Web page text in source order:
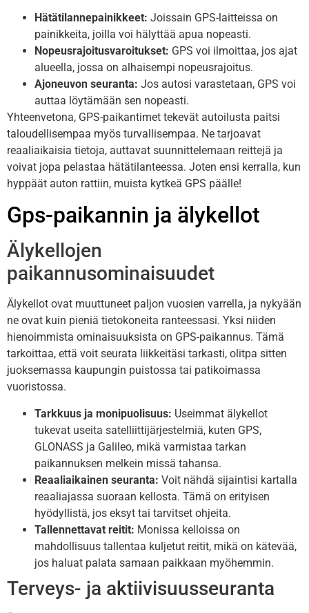
Hätätilannepainikkeet: Joissain GPS-laitteissa on
painikkeita, joilla voi hälyttää apua nopeasti.
Nopeusrajoitusvaroitukset: GPS voi ilmoittaa, jos ajat
alueella, jossa on alhaisempi nopeusrajoitus.
Ajoneuvon seuranta: Jos autosi varastetaan, GPS voi
auttaa löytämään sen nopeasti.
Yhteenvetona, GPS-paikantimet tekevät autoilusta paitsi
taloudellisempaa myös turvallisempaa. Ne tarjoavat
reaaliaikaisia tietoja, auttavat suunnittelemaan reittejä ja
voivat jopa pelastaa hätätilanteessa. Joten ensi kerralla, kun
hyppäät auton rattiin, muista kytkeä GPS päälle!
Gps-paikannin ja älykellot
Älykellojen
paikannusominaisuudet
Älykellot ovat muuttuneet paljon vuosien varrella, ja nykyään
ne ovat kuin pieniä tietokoneita ranteessasi. Yksi niiden
hienoimmista ominaisuuksista on GPS-paikannus. Tämä
tarkoittaa, että voit seurata liikkeitäsi tarkasti, olitpa sitten
juoksemassa kaupungin puistossa tai patikoimassa
vuoristossa.
Tarkkuus ja monipuolisuus: Useimmat älykellot
tukevat useita satelliittijärjestelmiä, kuten GPS,
GLONASS ja Galileo, mikä varmistaa tarkan
paikannuksen melkein missä tahansa.
Reaaliaikainen seuranta: Voit nähdä sijaintisi kartalla
reaaliajassa suoraan kellosta. Tämä on erityisen
hyödyllistä, jos eksyt tai tarvitset ohjeita.
Tallennettavat reitit: Monissa kelloissa on
mahdollisuus tallentaa kuljetut reitit, mikä on kätevää,
jos haluat palata samaan paikkaan myöhemmin.
Terveys- ja aktiivisuusseuranta